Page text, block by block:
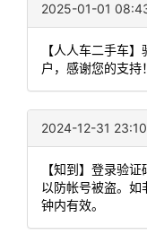
2025-01-01
【人人车二手车
户，感谢您的支持！
2024-12-31
【知到】登录验
以防帐号被盗。
钟内有效。